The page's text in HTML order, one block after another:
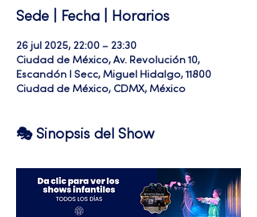
Sede | Fecha | Horarios
26 jul 2025, 22:00 – 23:30
Ciudad de México, Av. Revolución 10,
Escandón I Secc, Miguel Hidalgo, 11800
Ciudad de México, CDMX, México
🎭 Sinopsis del Show